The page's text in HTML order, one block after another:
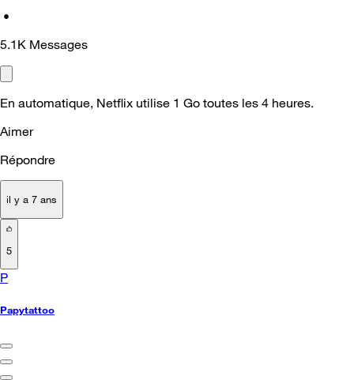
•
5.1K Messages
En automatique, Netflix utilise 1 Go toutes les 4 heures.
Aimer
Répondre
il y a 7 ans
5
P
Papytattoo